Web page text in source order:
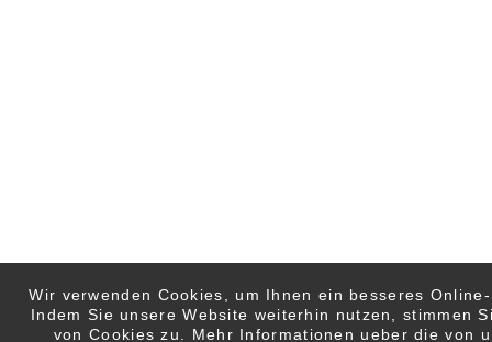
Wir verwenden Cookies, um Ihnen ein besseres
Indem Sie unsere Website weiterhin nutzen, stimmen
von Cookies zu. Mehr Informationen ueber die von